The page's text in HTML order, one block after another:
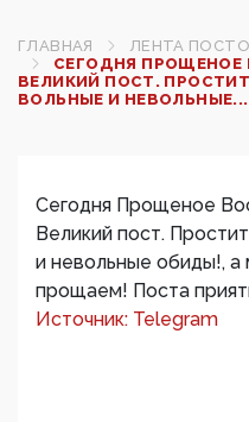
ГЛАВНАЯ
ЛЕНТА
СЕГОДНЯ ПРОЩЕНОЕ
ВЕЛИКИЙ ПОСТ.
ВОЛЬНЫЕ И НЕВОЛЬНЫЕ...
Сегодня Прощеное
Великий пост.
и невольные обиды!, а
прощаем! Поста
Источник: Telegram